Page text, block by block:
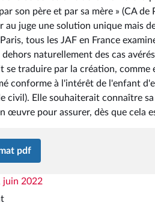
son père et par sa mère » (CA
au juge une solution unique mais
tous les JAF en France
naturellement des cas
traduire par la création, comme
conforme à l'intérêt de l'enfant
civil). Elle souhaiterait connaître
œuvre pour assurer, dès que cela
pdf
juin 2022